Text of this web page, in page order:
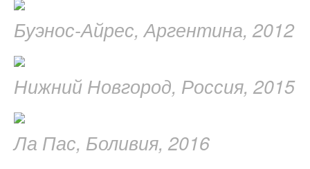
Буэнос-Айрес, Аргентина, 2012
Нижний Новгород, Россия, 2015
Ла Пас, Боливия, 2016